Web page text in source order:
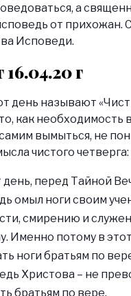
а
от прихожан.
Исповеди.
г
день называют
как необходимость
вымыться, не
чистого четверга:
день, перед Тайной
омыл ноги своим
смирению и
Именно потому в
ноги братьям по
Христова – не
братьям по вере.